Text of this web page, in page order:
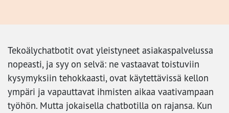
Tekoälychatbotit ovat yleistyneet asiakaspalvelussa
nopeasti, ja syy on selvä: ne vastaavat toistuviin
kysymyksiin tehokkaasti, ovat käytettävissä kellon
ympäri ja vapauttavat ihmisten aikaa vaativampaan
työhön. Mutta jokaisella chatbotilla on rajansa. Kun